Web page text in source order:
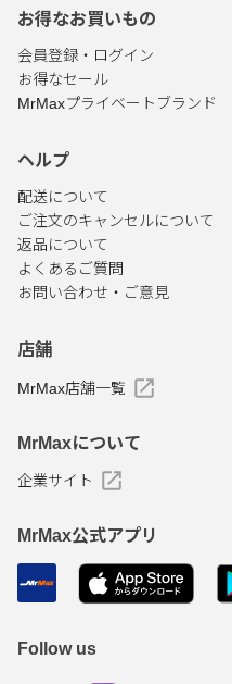
お得なお買いもの
会員登録・ログイン
お得なセール
MrMaxプライベートブランド
ヘルプ
配送について
ご注文のキャンセルについて
返品について
よくあるご質問
お問い合わせ・ご意見
店舗
MrMax店舗一覧
MrMaxについて
企業サイト
MrMax公式アプリ
Follow us